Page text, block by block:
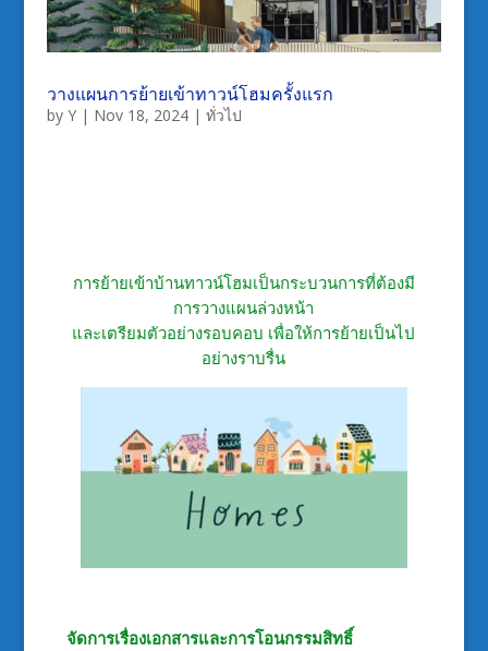
วางแผนการย้ายเข้าทาวน์โฮมครั้งแรก
by Y| Nov 18, 2024| ทั่วไป
การย้ายเข้าบ้านทาวน์โฮมเป็นกระบวนการที่ต้องมี
การวางแผนล่วงหน้า
และเตรียมตัวอย่างรอบคอบ เพื่อให้การย้ายเป็นไป
อย่างราบรื่น
จัดการเรื่องเอกสารและการโอนกรรมสิทธิ์